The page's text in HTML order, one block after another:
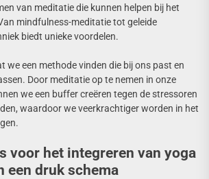
van meditatie die kunnen helpen bij het
mindfulness-meditatie tot geleide
biedt unieke voordelen.
we een methode vinden die bij ons past en
Door meditatie op te nemen in onze
we een buffer creëren tegen de stressoren
waardoor we veerkrachtiger worden in het
voor het integreren van yoga
een druk schema